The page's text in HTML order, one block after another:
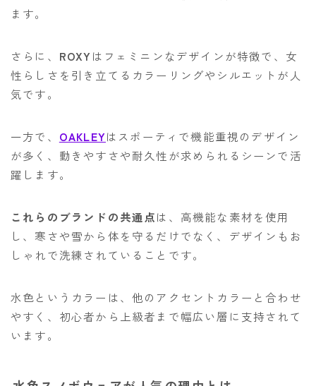
ます。
さらに、 ROXYはフェミニンなデザインが特徴で、女
性らしさを引き立てるカラーリングやシルエットが人
気です。
一方で、 OAKLEYはスポーティで機能重視のデザイン
が多く、動きやすさや耐久性が求められるシーンで活
躍します。
これらのブランドの共通点は、高機能な素材を使用
し、寒さや雪から体を守るだけでなく、デザインもお
しゃれで洗練されていることです。
水色というカラーは、他のアクセントカラーと合わせ
やすく、初心者から上級者まで幅広い層に支持されて
います。